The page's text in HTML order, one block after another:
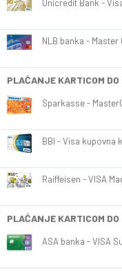
Unicredit Bank -
NLB banka - Master
PLAĆANJE KARTICOM DO
Sparkasse -
BBI - Visa kupovna
Raiffeisen - VISA
PLAĆANJE KARTICOM
ASA banka - VISA